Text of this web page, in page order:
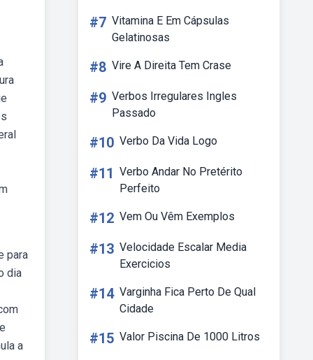
para
dia
a
#7 Vitamina E Em Cápsulas
Gelatinosas
#8 Vire A Direita Tem Crase
#9 Verbos Irregulares Ingles
Passado
#10 Verbo Da Vida Logo
#11 Verbo Andar No Pretérito
Perfeito
#12 Vem Ou Vêm Exemplos
#13 Velocidade Escalar Media
Exercicios
#14 Varginha Fica Perto De Qual
Cidade
#15 Valor Piscina De 1000 Litros